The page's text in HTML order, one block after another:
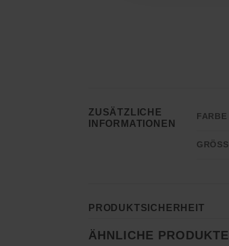
ZUSÄTZLICHE
INFORMATIONEN
FARBE
GRÖSSE
PRODUKTSICHERHEIT
ÄHNLICHE PRODUKTE